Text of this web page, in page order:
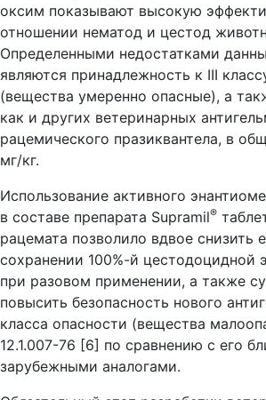
оксим показывают высокую
отношении нематод и цестод
Определенными недостатками
являются принадлежность к III
(вещества умеренно опасные), а
как и других ветеринарных
рацемического празиквантела, в
мг/кг.
Использование активного
в составе препарата Supramil®
рацемата позволило вдвое снизить
сохранении 100%-й цестодоцидной
при разовом применении, а также
повысить безопасность нового
класса опасности (вещества
12.1.007-76 [6] по сравнению с его
зарубежными аналогами.